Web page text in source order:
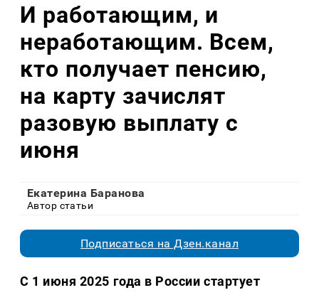
И работающим, и
неработающим. Всем,
кто получает пенсию,
на карту зачислят
разовую выплату с
июня
Екатерина Баранова
Автор статьи
Подписаться на Дзен.канал
С 1 июня 2025 года в России стартует